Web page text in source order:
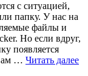
с ситуацией,
папку. У нас на
файлы и
Но если вдруг,
появляется
… Читать далее